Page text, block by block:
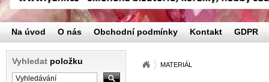
Vyhledat položku MATERIÁL
Na úvod O nás Obchodní podmínky Kontakt GDPR